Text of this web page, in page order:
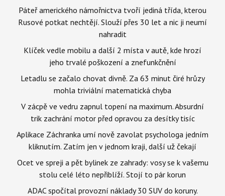
Páteř amerického námořnictva tvoří jediná třída, kterou
Rusové potkat nechtějí. Slouží přes 30 let a nic ji neumí
nahradit
Klíček vedle mobilu a další 2 místa v autě, kde hrozí
jeho trvalé poškození a znefunkčnění
Letadlu se začalo chovat divně. Za 63 minut čiré hrůzy
mohla triviální matematická chyba
V zácpě ve vedru zapnul topení na maximum. Absurdní
trik zachrání motor před opravou za desítky tisíc
Aplikace Záchranka umí nově zavolat psychologa jedním
kliknutím. Zatím jen v jednom kraji, další už čekají
Ocet ve spreji a pět bylinek ze zahrady: vosy se k vašemu
stolu celé léto nepřiblíží. Stojí to pár korun
ADAC spočítal provozní náklady 30 SUV do koruny.